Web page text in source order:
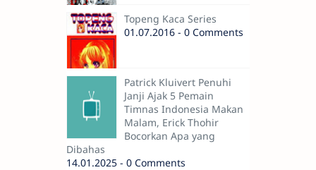
Topeng Kaca Series
01.07.2016 - 0 Comments
Patrick Kluivert Penuhi
Janji Ajak 5 Pemain
Timnas Indonesia Makan
Malam, Erick Thohir
Bocorkan Apa yang
Dibahas
14.01.2025 - 0 Comments